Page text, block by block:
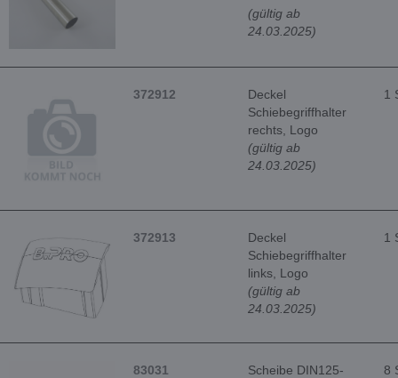
(gültig ab
24.03.2025)
372912
Deckel
Schiebegriffhalter
rechts, Logo
(gültig ab
24.03.2025)
1
372913
Deckel
Schiebegriffhalter
links, Logo
(gültig ab
24.03.2025)
1
83031
Scheibe DIN125-
8